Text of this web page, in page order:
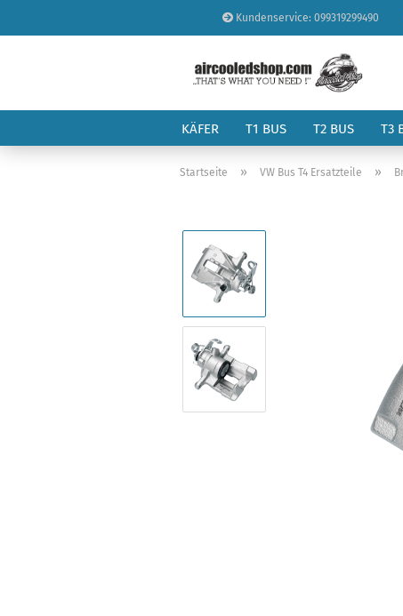
Kundenservice: 099319299490
KÄFER T1 BUS T2 BUS T3
Startseite » VW Bus T4 Ersatzteile »